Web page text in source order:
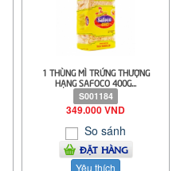
1 THÙNG MÌ TRỨNG THƯỢNG
HẠNG SAFOCO 400G...
S001184
349.000 VND
So sánh
ĐẶT HÀNG
Yêu thích